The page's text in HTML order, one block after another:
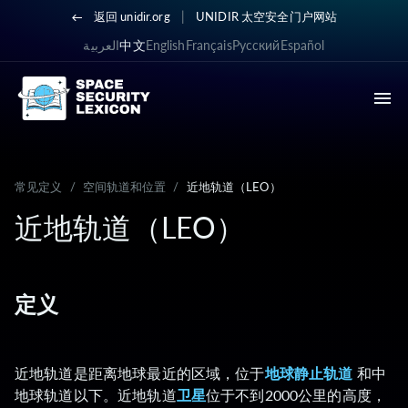
返回 unidir.org | UNIDIR 太空安全门户网站
العربية中文EnglishFrançaisРусскийEspañol
常见定义 / 空间轨道和位置 / 近地轨道（LEO）
近地轨道（LEO）
定义
近地轨道是距离地球最近的区域，位于地球静止轨道 和中
地球轨道以下。近地轨道卫星位于不到2000公里的高度，